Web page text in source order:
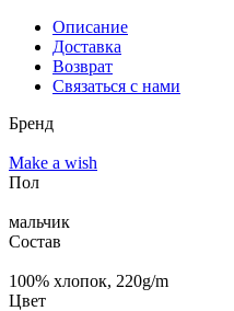
Описание
Доставка
Возврат
Связаться с нами
Бренд
Make a wish
Пол
мальчик
Состав
100% хлопок, 220g/m
Цвет